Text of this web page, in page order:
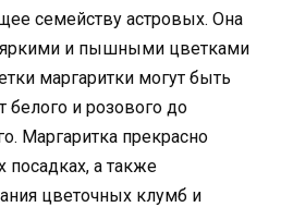
семейству астровых. Она
яркими и пышными цветками
маргаритки могут быть
белого и розового до
Маргаритка прекрасно
посадках, а также
цветочных клумб и